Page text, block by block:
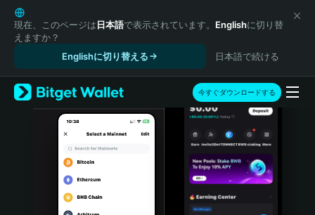
English
日本語
Tiếng Việt
Español (Latinoamérica)
Türkçe
Italiano
Português (Portugal)
Bahasa Indonesia
現在、このページは日本語で表示されています。 Englishに切り替
えますか？
Englishに切り替える
日本語で続ける
今すぐダウンロードする